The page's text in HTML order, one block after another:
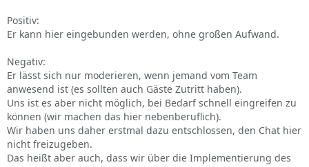
Positiv:
Er kann hier eingebunden werden, ohne großen Aufwand.
Negativ:
Er lässt sich nur moderieren, wenn jemand vom Team
anwesend ist (es sollten auch Gäste Zutritt haben).
Uns ist es aber nicht möglich, bei Bedarf schnell eingreifen zu
können (wir machen das hier nebenberuflich).
Wir haben uns daher erstmal dazu entschlossen, den Chat hier
nicht freizugeben.
Das heißt aber auch, dass wir über die Implementierung des